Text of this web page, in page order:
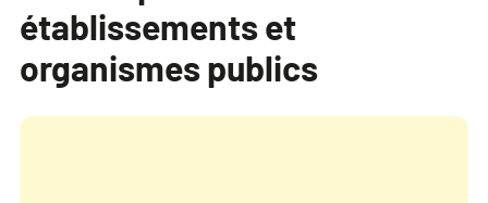
établissements et
organismes publics